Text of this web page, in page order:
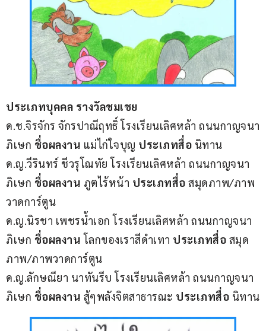
ประเภทบุคคล รางวัลชมเชย
ด.ช.จิรจักร จักรปาณีฤทธิ์ โรงเรียนเลิศหล้า ถนนกาญจนา
ภิเษก ชื่อผลงาน แม่ไก่ใจบุญ ประเภทสื่อ นิทาน
ด.ญ.วีรินทร์ ชีวรุโณทัย โรงเรียนเลิศหล้า ถนนกาญจนา
ภิเษก ชื่อผลงาน ภูตไร้หน้า ประเภทสื่อ สมุดภาพ/ภาพ
วาดการ์ตูน
ด.ญ.นิรชา เพชรน้ำเอก โรงเรียนเลิศหล้า ถนนกาญจนา
ภิเษก ชื่อผลงาน โลกของเราสีดำเทา ประเภทสื่อ สมุด
ภาพ/ภาพวาดการ์ตูน
ด.ญ.ลักษณียา นาทันรีบ โรงเรียนเลิศหล้า ถนนกาญจนา
ภิเษก ชื่อผลงาน สู้ๆพลังจิตสาธารณะ ประเภทสื่อ นิทาน